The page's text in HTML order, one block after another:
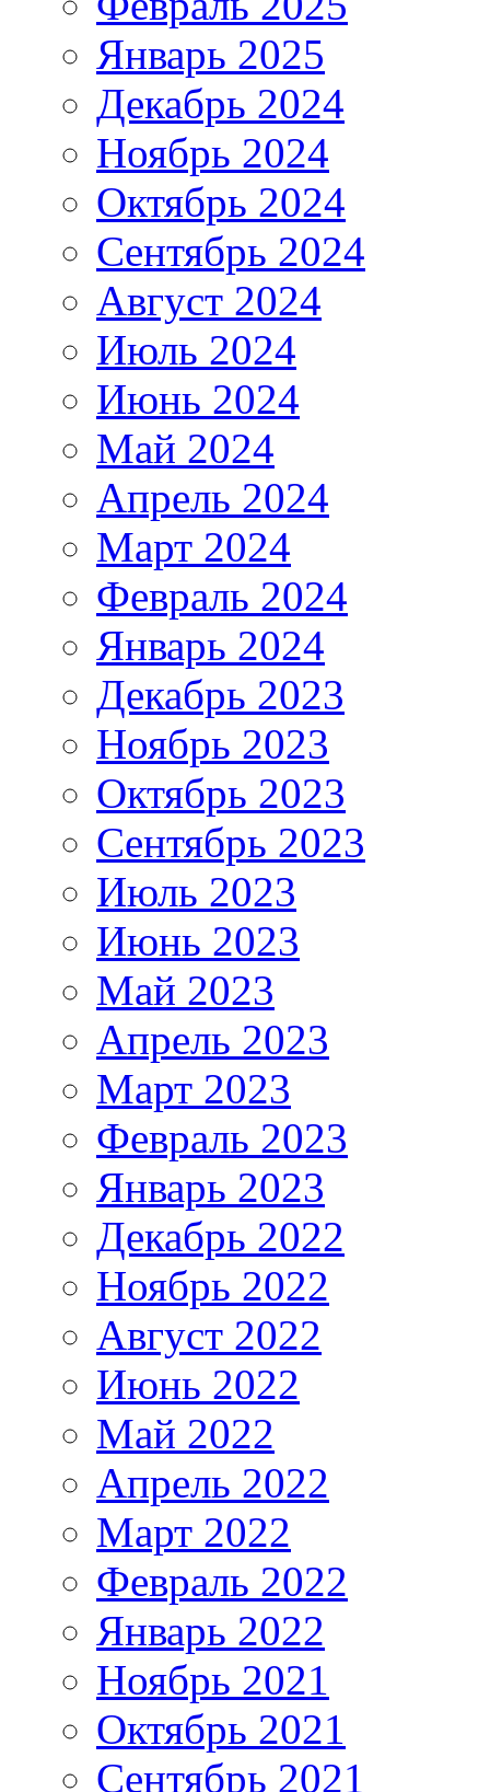
Январь 2025
Декабрь 2024
Ноябрь 2024
Октябрь 2024
Сентябрь 2024
Август 2024
Июль 2024
Июнь 2024
Май 2024
Апрель 2024
Март 2024
Февраль 2024
Январь 2024
Декабрь 2023
Ноябрь 2023
Октябрь 2023
Сентябрь 2023
Июль 2023
Июнь 2023
Май 2023
Апрель 2023
Март 2023
Февраль 2023
Январь 2023
Декабрь 2022
Ноябрь 2022
Август 2022
Июнь 2022
Май 2022
Апрель 2022
Март 2022
Февраль 2022
Январь 2022
Ноябрь 2021
Октябрь 2021
Сентябрь 2021